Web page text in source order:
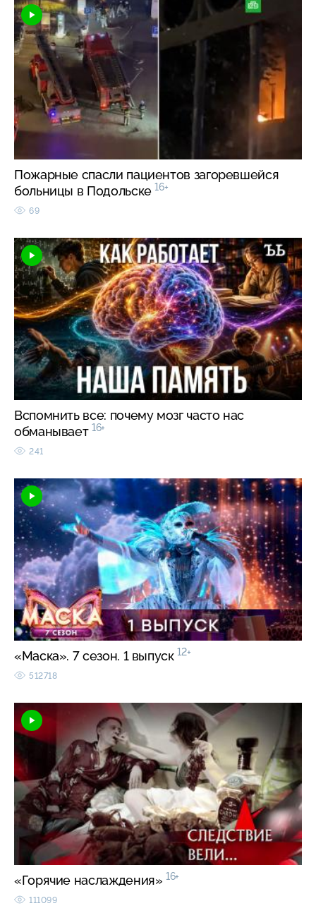
Пожарные спасли пациентов загоревшейся
больницы в Подольске 16+
69
Вспомнить все: почему мозг часто нас
обманывает 16+
241
«Маска». 7 сезон. 1 выпуск 12+
512718
«Горячие наслаждения» 16+
111099